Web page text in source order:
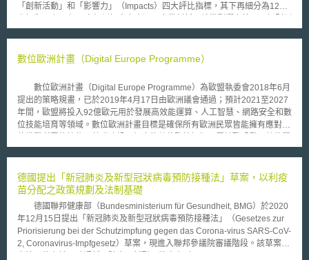
「創新活動」和「影響力」（Impacts）四大評比指標，其下再細分為12個
如政府部門研發創新支出、企業專業職能訓練、專利與商標申請、高科技產
增2個次標為列屬在「投資」下的資通訊運用（Use of information
通訊專家。而環境永續下又可細分為（1）資源生產力（Resource
productivity）、（2）產業排放PM2.5狀況、（3）環境相關技術發展狀
況；以上即為今年新增的5項子標。 歐洲計分板依前述指標將歐盟會員
國創新表現分為四組，2021年綜合創新能力分別為：（1）創新領導者
歐盟成員國平均但不超過25%者；（3）中等創新者（Moderate
Innovators）：包含義大利、馬爾他、西班牙、葡萄牙等國，其創新表現小
於歐盟平均者；以及最後一組（4）新興創新者（Emerging Innovators）：
包含匈牙利、波蘭、羅馬尼亞等，為創新表現低於歐盟平均之70%。其中第
四組新興創新者為新名稱，以取代2020年的適度創新者（Modest
Innovators），且今年共有7個國家落入第四組，相比2020年的2個國家還
要增加許多。 此外，在各特定領域上，該報告亦有對不同國家進行排
數位歐洲計畫（Digital Europe Programme）
數位歐洲計畫（Digital Europe Programme）為歐盟執委會2018年6月
提出的策略規畫，已於2019年4月17日由歐洲議會通過；預計2021至2027
年間，歐盟將投入92億歐元用於發展高效能運算、人工智慧、網路安全和數
位技能培育等領域。數位歐洲計畫目標是確保所有歐洲民眾皆能擁有應對數
一市場政策的一部分，預估將創造400萬個就業機會、推動4150億歐元的經
預算分配： （1）27億歐元用於高效能運算（預計在2022至2023年建立高
效能運算及數據處理能力，2026至2027年將技術導入高階設施設備）。
能儲存大量數據的運算系統、鼓勵會員國相互合作進行AI測試）。 （3）20
億歐元用於網路安全技術（採購先進網路安全設備及數位基礎設施、拓展網
路安全知識與技能、優化歐盟整體網路安全系統）。 （4）7億歐元投入數
位技能培育（加強中小企業短期數位培訓課程、IT專業人員長期訓練、青年
德國提出「新冠肺炎及新型冠狀病毒預防接種法」草案，以利疫
苗分配之政策規劃及法制基礎
德國聯邦健康部（Bundesministerium für Gesundheit, BMG）於2020
年12月15日提出「新冠肺炎及新型冠狀病毒預防接種法」（Gesetzes zur
Priorisierung bei der Schutzimpfung gegen das Corona-virus SARS-CoV-
2, Coronavirus-Impfgesetz）草案，現進入聯邦參議院審議階段。該草案之